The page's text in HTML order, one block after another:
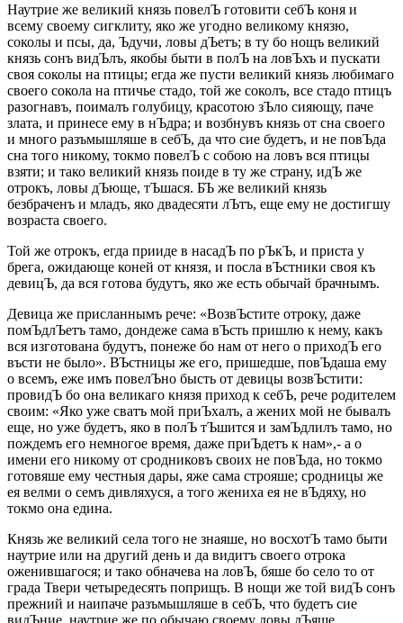
Наутрие же великий князь повелЪ готовити себЪ коня и
всему своему сигклиту, яко же угодно великому князю,
соколы и псы, да, Ъдучи, ловы дЪетъ; в ту бо нощъ великий
князь сонъ видЪлъ, якобы быти в полЪ на ловЪхъ и пускати
своя соколы на птицы; егда же пусти великий князь любимаго
своего сокола на птичье стадо, той же соколъ, все стадо птицъ
разогнавъ, поималъ голубицу, красотою зЪло сияющу, паче
злата, и принесе ему в нЪдра; и возбнувъ князь от сна своего
и много разъмышляше в себЪ, да что сие будетъ, и не повЪда
сна того никому, токмо повелЪ с собою на ловъ вся птицы
взяти; и тако великий князь поиде в ту же страну, идЪ же
отрокъ, ловы дЪюще, тЪшася. БЪ же великий князь
безбраченъ и младъ, яко двадесяти лЪтъ, еще ему не достигшу
возраста своего.
Той же отрокъ, егда прииде в насадЪ по рЪкЪ, и приста у
брега, ожидающе коней от князя, и посла вЪстники своя къ
девицЪ, да вся готова будутъ, яко же есть обычай брачнымъ.
Девица же присланнымъ рече: «ВозвЪстите отроку, даже
помЪдлЪетъ тамо, дондеже сама вЪсть пришлю к нему, какъ
вся изготована будутъ, понеже бо нам от него о приходЪ его
въсти не было». ВЪстницы же его, пришедше, повЪдаша ему
о всемъ, еже имъ повелЪно бысть от девицы возвЪстити:
провидЪ бо она великаго князя приход к себЪ, рече родителем
своим: «Яко уже сватъ мой приЪхалъ, а жених мой не бывалъ
еще, но уже будетъ, яко в полЪ тЪшится и замЪдлилъ тамо, но
пождемъ его немногое время, даже приЪдетъ к нам»,- а о
имени его никому от сродниковъ своих не повЪда, но токмо
готовяше ему честныя дары, яже сама строяше; сродницы же
ея велми о семъ дивляхуся, а того жениха ея не вЪдяху, но
токмо она едина.
Князь же великий села того не знаяше, но восхотЪ тамо быти
наутрие или на другий день и да видитъ своего отрока
оженившагося; и тако обначева на ловЪ, бяше бо село то от
града Твери четыредесять поприщъ. В нощи же той видЪ сонъ
прежний и наипаче разъмышляше в себЪ, что будетъ сие
видЪние, наутрие же по обычаю своему ловы дЪяше.